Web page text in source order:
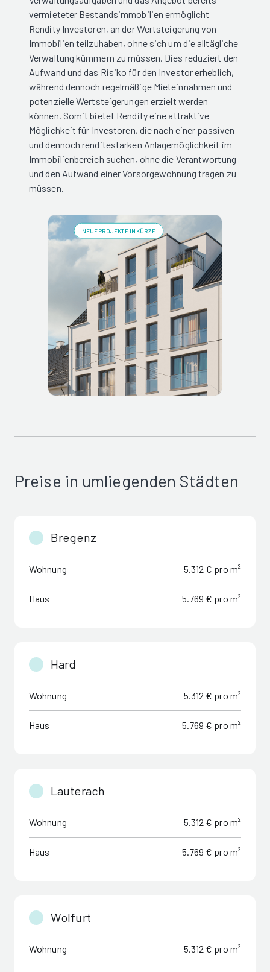
vermieteter Bestandsimmobilien ermöglicht
Rendity Investoren, an der Wertsteigerung von
Immobilien teilzuhaben, ohne sich um die alltägliche
Verwaltung kümmern zu müssen. Dies reduziert den
Aufwand und das Risiko für den Investor erheblich,
während dennoch regelmäßige Mieteinnahmen und
potenzielle Wertsteigerungen erzielt werden
können. Somit bietet Rendity eine attraktive
Möglichkeit für Investoren, die nach einer passiven
und dennoch renditestarken Anlagemöglichkeit im
Immobilienbereich suchen, ohne die Verantwortung
und den Aufwand einer Vorsorgewohnung tragen zu
müssen.
NEUE PROJEKTE IN KÜRZE
Preise in umliegenden Städten
Bregenz
Wohnung 5.312 € pro m²
Haus 5.769 € pro m²
Hard
Wohnung 5.312 € pro m²
Haus 5.769 € pro m²
Lauterach
Wohnung 5.312 € pro m²
Haus 5.769 € pro m²
Wolfurt
Wohnung 5.312 € pro m²